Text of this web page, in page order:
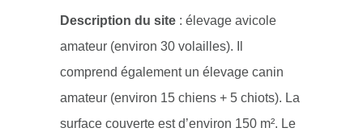
Description du site : élevage avicole
amateur (environ 30 volailles). Il
comprend également un élevage canin
amateur (environ 15 chiens + 5 chiots). La
surface couverte est d’environ 150 m². Le